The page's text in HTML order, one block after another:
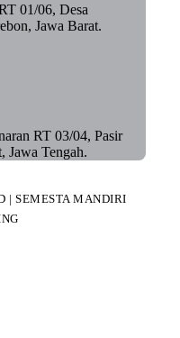
01/06, Desa
Jawa Barat.
RT 03/04, Pasir
Jawa Tengah.
| SEMESTA MANDIRI